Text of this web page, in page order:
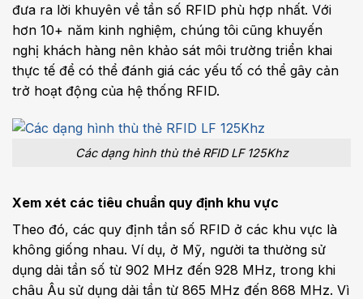
đưa ra lời khuyên về tần số RFID phù hợp nhất. Với
hơn 10+ năm kinh nghiệm, chúng tôi cũng khuyến
nghị khách hàng nên khảo sát môi trường triển khai
thực tế để có thể đánh giá các yếu tố có thể gây cản
trở hoạt động của hệ thống RFID.
Các dạng hình thù thẻ RFID LF 125Khz
Xem xét các tiêu chuẩn quy định khu vực
Theo đó, các quy định tần số RFID ở các khu vực là
không giống nhau. Ví dụ, ở Mỹ, người ta thường sử
dụng dải tần số từ 902 MHz đến 928 MHz, trong khi
châu Âu sử dụng dải tần từ 865 MHz đến 868 MHz. Vì